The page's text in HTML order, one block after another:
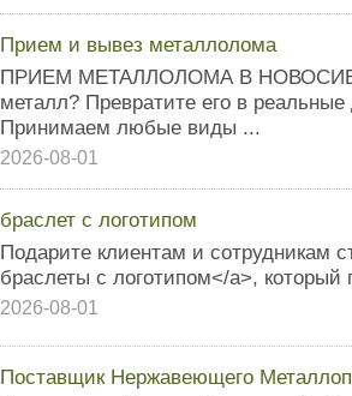
Прием и вывез металлолома
ПРИЕМ МЕТАЛЛОЛОМА В
металл? Превратите его в реальные
Принимаем любые виды ...
2026-08-01
браслет с логотипом
Подарите клиентам и сотрудникам
браслеты с логотипом</a>, который
2026-08-01
Поставщик Нержавеющего